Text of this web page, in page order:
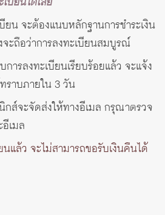
น จะต้องแนบหลักฐานการชำระเงิน
ะถือว่าการลงทะเบียนสมบูรณ์
ารลงทะเบียนเรียบร้อยแล้ว จะแจ้ง
ราบภายใน 3 วัน
กส์จะจัดส่งให้ทางอีเมล กรุณาตรวจ
เมล
นแล้ว จะไม่สามารถขอรับเงินคืนได้